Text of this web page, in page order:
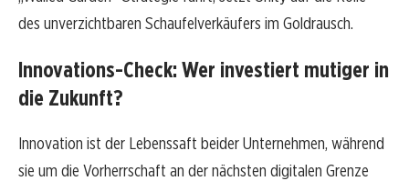
des unverzichtbaren Schaufelverkäufers im Goldrausch.
Innovations-Check: Wer investiert mutiger in
die Zukunft?
Innovation ist der Lebenssaft beider Unternehmen, während
sie um die Vorherrschaft an der nächsten digitalen Grenze